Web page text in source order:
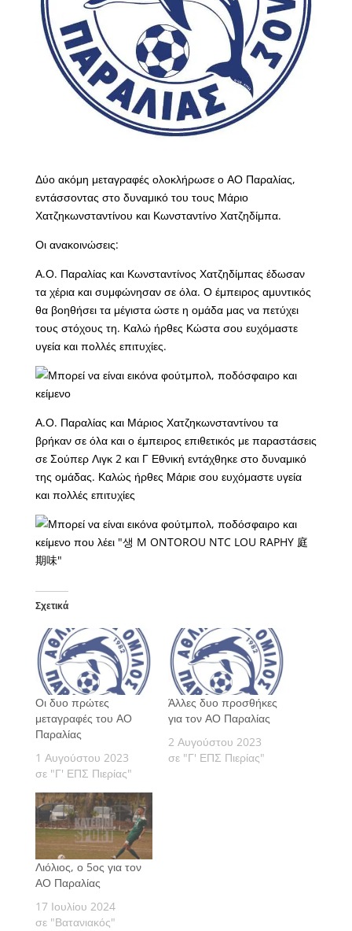
Δύο ακόμη μεταγραφές ολοκλήρωσε ο ΑΟ Παραλίας,
εντάσσοντας στο δυναμικό του τους Μάριο
Χατζηκωνσταντίνου και Κωνσταντίνο Χατζηδίμπα.
Οι ανακοινώσεις:
Α.Ο. Παραλίας και Κωνσταντίνος Χατζηδίμπας έδωσαν
τα χέρια και συμφώνησαν σε όλα. Ο έμπειρος αμυντικός
θα βοηθήσει τα μέγιστα ώστε η ομάδα μας να πετύχει
τους στόχους τη. Καλώ ήρθες Κώστα σου ευχόμαστε
υγεία και πολλές επιτυχίες.
Α.Ο. Παραλίας και Μάριος Χατζηκωνσταντίνου τα
βρήκαν σε όλα και ο έμπειρος επιθετικός με παραστάσεις
σε Σούπερ Λιγκ 2 και Γ Εθνική εντάχθηκε στο δυναμικό
της ομάδας. Καλώς ήρθες Μάριε σου ευχόμαστε υγεία
και πολλές επιτυχίες
Σχετικά
Οι δυο πρώτες
μεταγραφές του ΑΟ
Παραλίας
1 Αυγούστου 2023
σε "Γ' ΕΠΣ Πιερίας"
Άλλες δυο προσθήκες
για τον ΑΟ Παραλίας
2 Αυγούστου 2023
σε "Γ' ΕΠΣ Πιερίας"
Λιόλιος, ο 5ος για τον
ΑΟ Παραλίας
17 Ιουλίου 2024
σε "Βατανιακός"